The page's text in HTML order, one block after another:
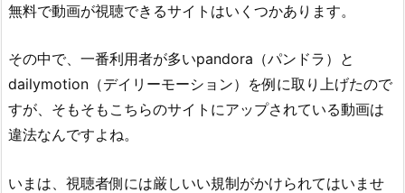
無料で動画が視聴できるサイトはいくつかあります。
その中で、一番利用者が多いpandora（パンドラ）と
dailymotion（デイリーモーション）を例に取り上げたので
すが、そもそもこちらのサイトにアップされている動画は
違法なんですよね。
いまは、視聴者側には厳しいい規制がかけられてはいませ